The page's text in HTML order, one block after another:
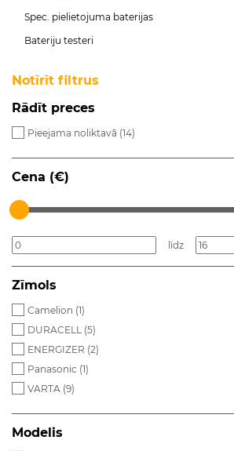
Spec. pielietojuma baterijas
Bateriju testeri
Notīrīt filtrus
Rādīt preces
Pieejama noliktavā (14)
Cena (€)
līdz
Zīmols
Camelion (1)
DURACELL (5)
ENERGIZER (2)
Panasonic (1)
VARTA (9)
Modelis